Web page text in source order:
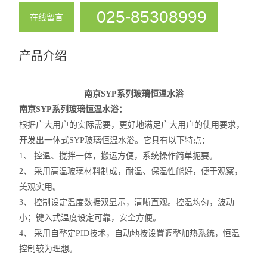
压力计
在线留言 025-85308999
产品介绍
南京SYP系列玻璃恒温水浴
南京SYP系列玻璃恒温水浴：
根据广大用户的实际需要，更好地满足广大用户的使用要求，
开发出一体式SYP玻璃恒温水浴。它具有以下特点：
1、 控温、搅拌一体，搬运方便，系统操作简单扼要。
2、 采用高温玻璃材料制成，耐温、保温性能好，便于观察，
美观实用。
3、 控制设定温度数据双显示，清晰直观。控温均匀，波动
小；键入式温度设定可靠，安全方便。
4、 采用自整定PID技术，自动地按设置调整加热系统，恒温
控制较为理想。